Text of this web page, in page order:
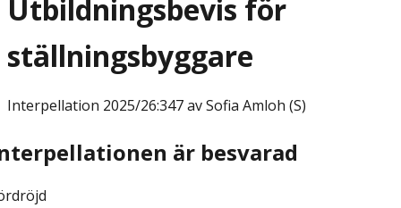
Utbildningsbevis för
ställningsbyggare
Interpellation 2025/26:347 av Sofia Amloh (S)
är besvarad